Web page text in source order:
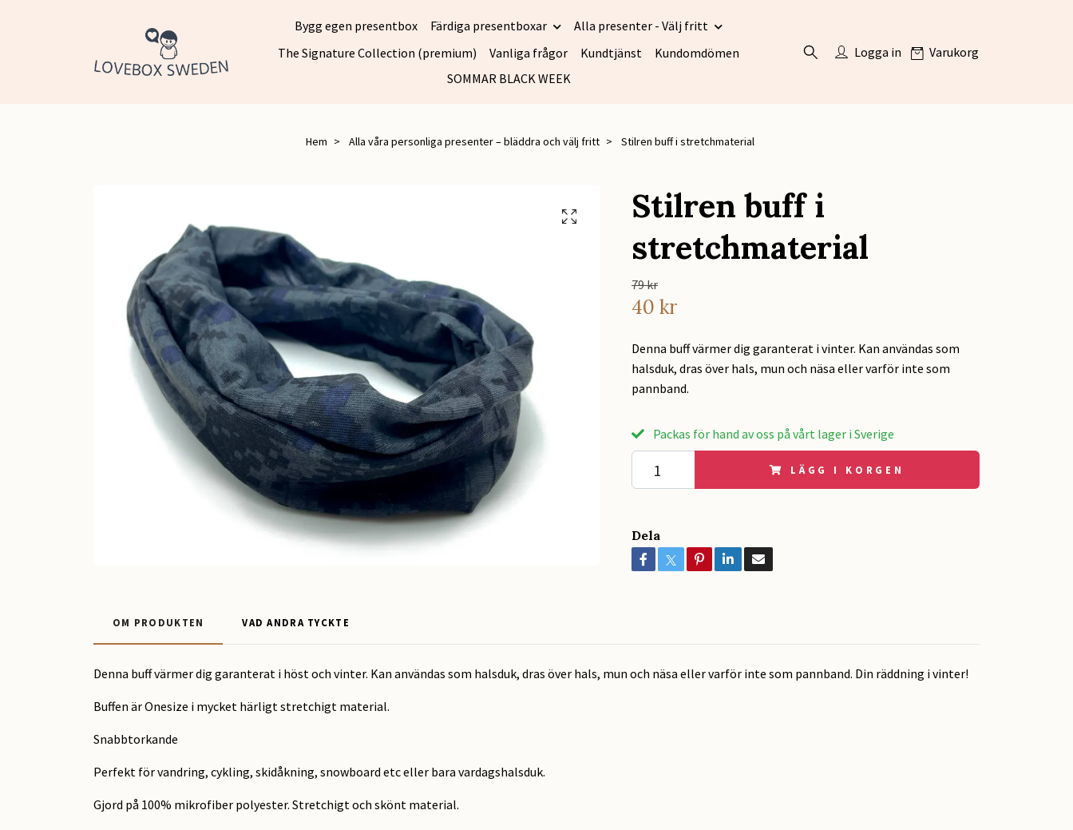
Bygg egen presentbox Färdiga presentboxar
Alla presenter - Välj fritt
The Signature Collection (premium)
Vanliga frågor Kundtjänst
Kundomdömen
SOMMAR BLACK WEEK
Logga in Varukorg
Hem Alla våra personliga presenter – bläddra och välj fritt Stilren buff i stretchmaterial
Stilren buff i
stretchmaterial
79 kr
40 kr
Denna buff värmer dig garanterat i vinter. Kan användas som
halsduk, dras över hals, mun och näsa eller varför inte som
pannband.
Packas för hand av oss på vårt lager i Sverige
LÄGG I KORGEN
Dela
OM PRODUKTEN VAD ANDRA TYCKTE
Denna buff värmer dig garanterat i höst och vinter. Kan användas som halsduk, dras över hals, mun och näsa eller varför inte som pannband. Din räddning i vinter!
Buffen är Onesize i mycket härligt stretchigt material.
Snabbtorkande
Perfekt för vandring, cykling, skidåkning, snowboard etc eller bara vardagshalsduk.
Gjord på 100% mikrofiber polyester. Stretchigt och skönt material.